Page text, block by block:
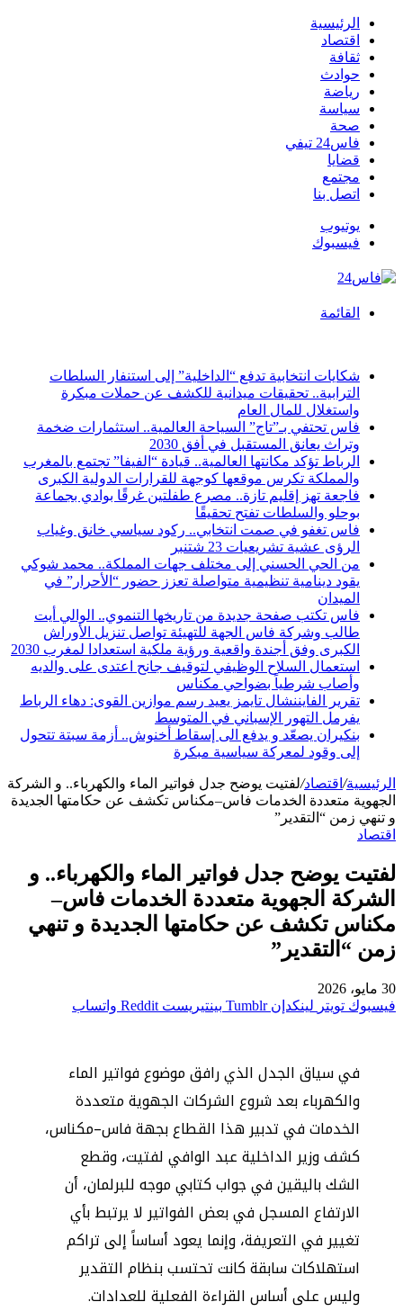
الرئيسية
اقتصاد
ثقافة
حوادث
رياضة
سياسة
صحة
فاس24 تيفي
قضايا
مجتمع
اتصل بنا
يوتيوب
فيسبوك
القائمة
شكايات انتخابية تدفع “الداخلية” إلى استنفار السلطات
الترابية.. تحقيقات ميدانية للكشف عن حملات مبكرة
واستغلال للمال العام
فاس تحتفي بـ”تاج” السياحة العالمية.. استثمارات ضخمة
وتراث يعانق المستقبل في أفق 2030
الرباط تؤكد مكانتها العالمية.. قيادة “الفيفا” تجتمع بالمغرب
والمملكة تكرس موقعها كوجهة للقرارات الدولية الكبرى
فاجعة تهز إقليم تازة.. مصرع طفلتين غرقًا بوادي بجماعة
بوحلو والسلطات تفتح تحقيقًا
فاس تغفو في صمت انتخابي.. ركود سياسي خانق وغياب
الرؤى عشية تشريعيات 23 شتنبر
من الحي الحسني إلى مختلف جهات المملكة.. محمد شوكي
يقود دينامية تنظيمية متواصلة تعزز حضور “الأحرار” في
الميدان
فاس تكتب صفحة جديدة من تاريخها التنموي.. الوالي أيت
طالب وشركة فاس الجهة للتهيئة تواصل تنزيل الأوراش
الكبرى وفق أجندة واقعية ورؤية ملكية استعدادا لمغرب 2030
استعمال السلاح الوظيفي لتوقيف جانح اعتدى على والديه
وأصاب شرطياً بضواحي مكناس
تقرير الفايننشال تايمز يعيد رسم موازين القوى: دهاء الرباط
يفرمل التهور الإسباني في المتوسط
بنكيران يصعّد و يدفع الى إسقاط أخنوش.. أزمة سبتة تتحول
إلى وقود لمعركة سياسية مبكرة
الرئيسية/ اقتصاد/لفتيت يوضح جدل فواتير الماء والكهرباء.. و الشركة
الجهوية متعددة الخدمات فاس–مكناس تكشف عن حكامتها الجديدة
و تنهي زمن “التقدير”
اقتصاد
لفتيت يوضح جدل فواتير الماء والكهرباء.. و
الشركة الجهوية متعددة الخدمات فاس–
مكناس تكشف عن حكامتها الجديدة و تنهي
زمن “التقدير”
30 مايو، 2026
فيسبوك تويتر لينكدإن بينتيريست واتساب
في سياق الجدل الذي رافق موضوع فواتير الماء
والكهرباء بعد شروع الشركات الجهوية متعددة
الخدمات في تدبير هذا القطاع بجهة فاس–مكناس،
كشف وزير الداخلية عبد الوافي لفتيت، وقطع
الشك باليقين في جواب كتابي موجه للبرلمان، أن
الارتفاع المسجل في بعض الفواتير لا يرتبط بأي
تغيير في التعريفة، وإنما يعود أساساً إلى تراكم
استهلاكات سابقة كانت تحتسب بنظام التقدير
وليس على أساس القراءة الفعلية للعدادات.